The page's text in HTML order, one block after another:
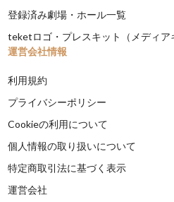
登録済み劇場・ホール一覧
teketロゴ・プレスキット（メディア
運営会社情報
利用規約
プライバシーポリシー
Cookieの利用について
個人情報の取り扱いについて
特定商取引法に基づく表示
運営会社